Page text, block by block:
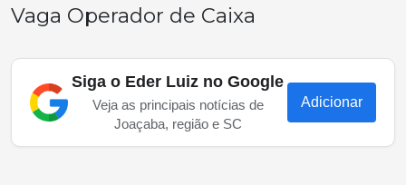
Vaga Operador de Caixa
Siga o Eder Luiz no Google
Veja as principais notícias de
Joaçaba, região e SC
Adicionar